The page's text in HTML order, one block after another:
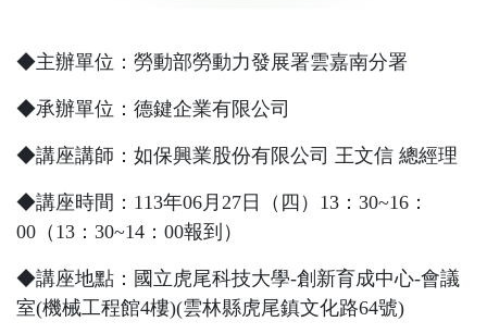
◆主辦單位：勞動部勞動力發展署雲嘉南分署
◆承辦單位：德鍵企業有限公司
◆講座講師：如保興業股份有限公司 王文信 總經理
◆講座時間： 113年06 月 27日（四） 13 ： 30~16 ：
00 （ 13 ： 30~14 ： 00報到）
◆講座地點：國立虎尾科技大學-創新育成中心-會議
室(機械工程館4樓)(雲林縣虎尾鎮文化路64號)